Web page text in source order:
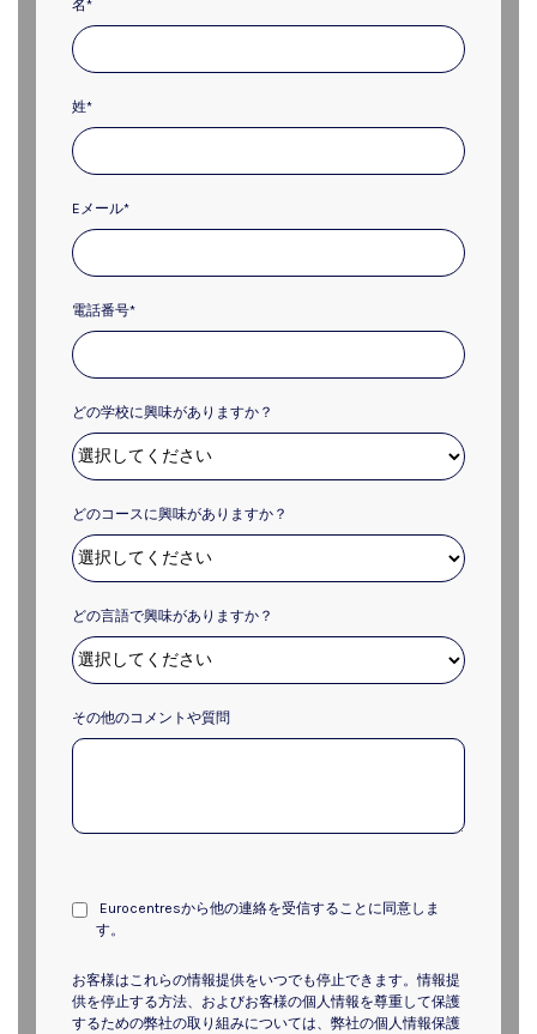
名*
姓*
Eメール*
電話番号*
どの学校に興味がありますか？
どのコースに興味がありますか？
どの言語で興味がありますか？
その他のコメントや質問
Eurocentresから他の連絡を受信することに同意しま
す。
お客様はこれらの情報提供をいつでも停止できます。情報提
供を停止する方法、およびお客様の個人情報を尊重して保護
するための弊社の取り組みについては、弊社の個人情報保護